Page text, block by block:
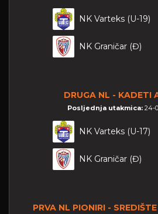
NK Varteks (U-19)
NK Graničar (Đ)
DRUGA NL - KADETI
Posljednja utakmica: 24-
NK Varteks (U-17)
NK Graničar (Đ)
PRVA NL PIONIRI -